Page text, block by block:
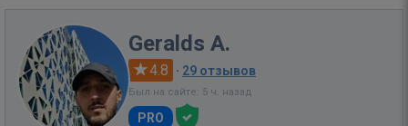
Geralds A.
4.8 · 29 отзывов
Был на сайте: 5 ч. назад
PRO